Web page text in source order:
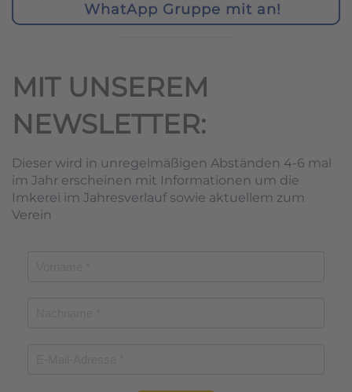
WhatApp Gruppe mit an!
MIT UNSEREM
NEWSLETTER:
Dieser wird in unregelmäßigen Abständen 4-6 mal
im Jahr erscheinen mit Informationen um die
Imkerei im Jahresverlauf sowie aktuellem zum
Verein